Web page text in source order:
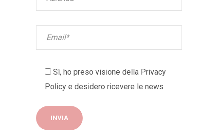
Sì, ho preso visione della Privacy
Policy e desidero ricevere le news